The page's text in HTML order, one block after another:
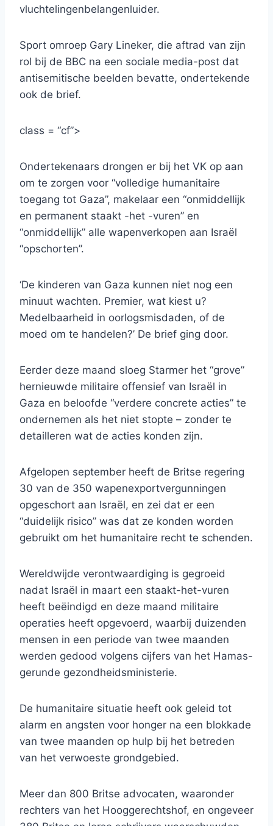
vluchtelingenbelangenluider.
Sport omroep Gary Lineker, die aftrad van zijn
rol bij de BBC na een sociale media-post dat
antisemitische beelden bevatte, ondertekende
ook de brief.
class = “cf”>
Ondertekenaars drongen er bij het VK op aan
om te zorgen voor “volledige humanitaire
toegang tot Gaza”, makelaar een “onmiddellijk
en permanent staakt -het -vuren” en
“onmiddellijk” alle wapenverkopen aan Israël
“opschorten”.
‘De kinderen van Gaza kunnen niet nog een
minuut wachten. Premier, wat kiest u?
Medelbaarheid in oorlogsmisdaden, of de
moed om te handelen?’ De brief ging door.
Eerder deze maand sloeg Starmer het “grove”
hernieuwde militaire offensief van Israël in
Gaza en beloofde “verdere concrete acties” te
ondernemen als het niet stopte – zonder te
detailleren wat de acties konden zijn.
Afgelopen september heeft de Britse regering
30 van de 350 wapenexportvergunningen
opgeschort aan Israël, en zei dat er een
“duidelijk risico” was dat ze konden worden
gebruikt om het humanitaire recht te schenden.
Wereldwijde verontwaardiging is gegroeid
nadat Israël in maart een staakt-het-vuren
heeft beëindigd en deze maand militaire
operaties heeft opgevoerd, waarbij duizenden
mensen in een periode van twee maanden
werden gedood volgens cijfers van het Hamas-
gerunde gezondheidsministerie.
De humanitaire situatie heeft ook geleid tot
alarm en angsten voor honger na een blokkade
van twee maanden op hulp bij het betreden
van het verwoeste grondgebied.
Meer dan 800 Britse advocaten, waaronder
rechters van het Hooggerechtshof, en ongeveer